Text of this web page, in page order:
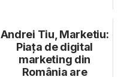
Andrei Tiu, Marketiu:
Piața de digital
marketing din
România are